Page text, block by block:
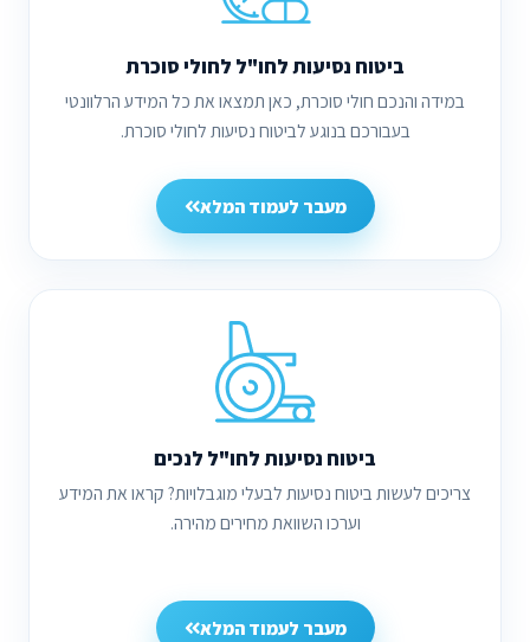
ביטוח נסיעות לחו"ל לחולי סוכרת
במידה והנכם חולי סוכרת, כאן תמצאו את כל המידע הרלוונטי
בעבורכם בנוגע לביטוח נסיעות לחולי סוכרת.
מעבר לעמוד המלא
ביטוח נסיעות לחו"ל לנכים
צריכים לעשות ביטוח נסיעות לבעלי מוגבלויות? קראו את המידע
וערכו השוואת מחירים מהירה.
מעבר לעמוד המלא